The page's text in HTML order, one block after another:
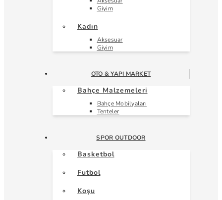
Giyim
Kadın
Aksesuar
Giyim
OTO & YAPI MARKET
Bahçe Malzemeleri
Bahçe Mobilyaları
Tenteler
SPOR OUTDOOR
Basketbol
Futbol
Koşu